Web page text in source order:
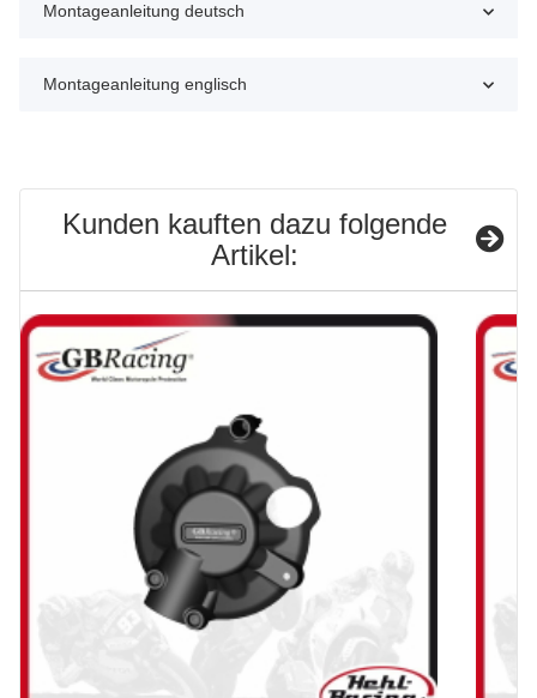
Montageanleitung deutsch
Montageanleitung englisch
Kunden kauften dazu folgende
Artikel: